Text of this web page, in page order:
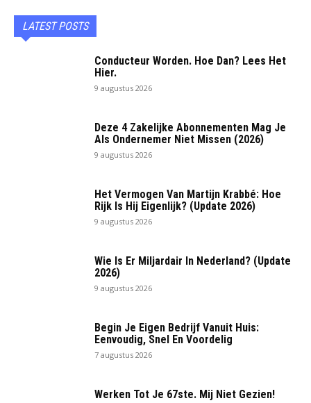
LATEST POSTS
Conducteur Worden. Hoe Dan? Lees Het
Hier.
9 augustus 2026
Deze 4 Zakelijke Abonnementen Mag Je
Als Ondernemer Niet Missen (2026)
9 augustus 2026
Het Vermogen Van Martijn Krabbé: Hoe
Rijk Is Hij Eigenlijk? (Update 2026)
9 augustus 2026
Wie Is Er Miljardair In Nederland? (Update
2026)
9 augustus 2026
Begin Je Eigen Bedrijf Vanuit Huis:
Eenvoudig, Snel En Voordelig
7 augustus 2026
Werken Tot Je 67ste. Mij Niet Gezien!